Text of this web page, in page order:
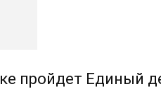
пройдет Единый